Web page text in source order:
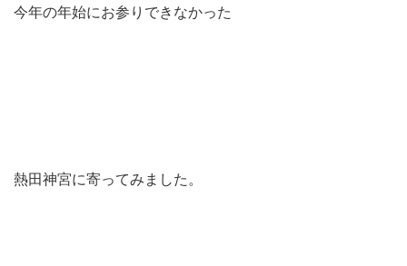
今年の年始にお参りできなかった
熱田神宮に寄ってみました。